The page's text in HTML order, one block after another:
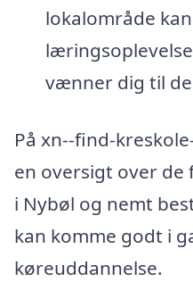
lokalområde
vænner dig til
På xn--find-
en oversigt over de
i Nybøl og nemt
kan komme godt i
køreuddannelse.